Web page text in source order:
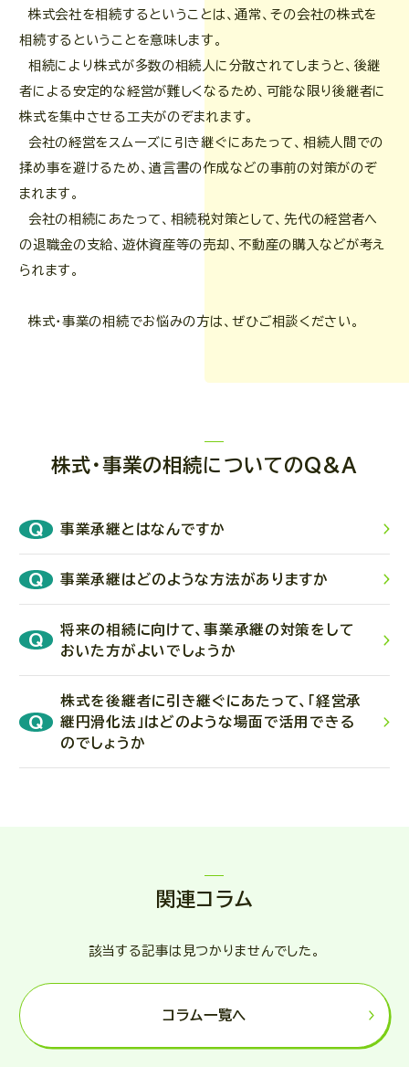
株式会社を相続するということは、通常、その会社の株式を
相続するということを意味します。
相続により株式が多数の相続人に分散されてしまうと、後継
者による安定的な経営が難しくなるため、可能な限り後継者に
株式を集中させる工夫がのぞまれます。
会社の経営をスムーズに引き継ぐにあたって、相続人間での
揉め事を避けるため、遺言書の作成などの事前の対策がのぞ
まれます。
会社の相続にあたって、相続税対策として、先代の経営者へ
の退職金の支給、遊休資産等の売却、不動産の購入などが考え
られます。
株式・事業の相続でお悩みの方は、ぜひご相談ください。
株式・事業の相続についてのQ&A
事業承継とはなんですか
事業承継とは、株式会社などの事業を後継者などの第
経営者が高齢になって事業の継続が困難になったり、
事業承継はどのような方法がありますか
大きく分けると、①子ども、兄弟などの親族に継がせ
る親族内承継、②自社の従業員、取締役等に継がせる親
ます。
将来の相続に向けて、事業承継の対策をして
おいた方がよいでしょうか
後継者を指名しないまま会社経営者が死亡すると、事
業の経営権をめぐる争いが生じたり、事業継続が難しく
株式を後継者に引き継ぐにあたって、「経営承
継円滑化法」はどのような場面で活用できる
のでしょうか
とを目的として制定された法律です。遺留分に関する特
例には、除外合意と固定合意の二つがありますが、いず
業大臣の確認及び家庭裁判所の許可を得ることが必要
関連コラム
該当する記事は見つかりませんでした。
コラム一覧へ